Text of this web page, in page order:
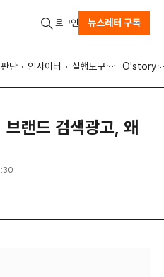
단 인사이터 실행도구 O'story
로그인 뉴스레터 구독
랜드 검색광고, 왜